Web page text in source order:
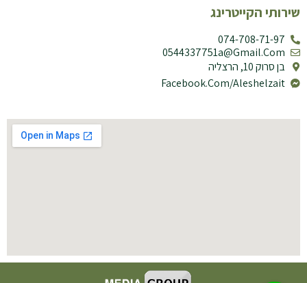
שירותי הקייטרינג
074-708-71-97
0544337751a@gmail.com
בן סרוק 10, הרצליה
Facebook.com/aleshelzait